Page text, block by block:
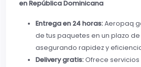
en República Dominicana
Entrega en 24 horas:Aeropaq
de tus paquetes en un plazo de
asegurando rapidez y
Delivery gratis:Ofrece